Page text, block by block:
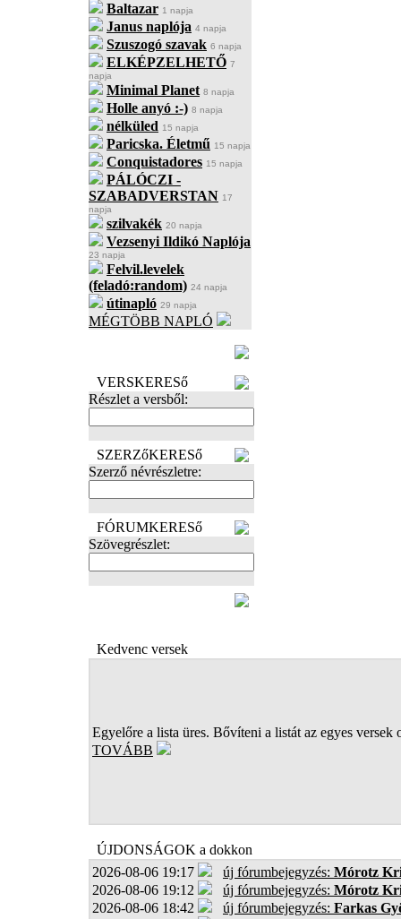
Baltazar 1 napja
Janus naplója 4 napja
Szuszogó szavak 6 napja
ELKÉPZELHETŐ 7
napja
Minimal Planet 8 napja
Holle anyó :-) 8 napja
nélküled 15 napja
Paricska. Életmű 15 napja
Conquistadores 15 napja
PÁLÓCZI -
SZABADVERSTAN 17
napja
szilvakék 20 napja
Vezsenyi Ildikó Naplója
23 napja
Felvil.levelek
(feladó:random) 24 napja
útinapló 29 napja
MÉGTÖBB NAPLÓ
VERSKERESő
Részlet a versből:
SZERZőKERESő
Szerző névrészletre:
FÓRUMKERESő
Szövegrészlet:
Kedvenc versek
Egyelőre a lista üres. Bővíteni a listát az egyes versek
TOVÁBB
ÚJDONSÁGOK a dokkon
2026-08-06 19:17
új fórumbejegyzés: Mórotz
2026-08-06 19:12
új fórumbejegyzés: Mórotz
2026-08-06 18:42
új fórumbejegyzés: Farkas